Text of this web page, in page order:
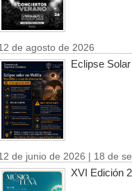
de agosto de 2026
Eclipse
de junio de 2026 | 18 de
XVI Edición